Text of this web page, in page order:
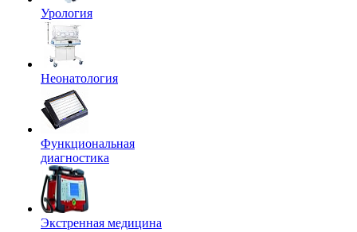
Урология
Неонатология
Функциональная
диагностика
Экстренная медицина